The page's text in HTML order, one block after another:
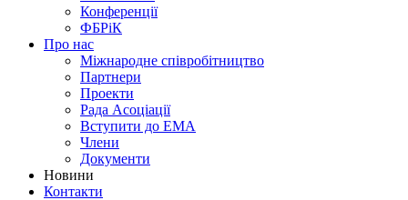
Конференції
ФБРіК
Про нас
Міжнародне співробітництво
Партнери
Проекти
Рада Асоціації
Вступити до ЕМА
Члени
Документи
Новини
Контакти